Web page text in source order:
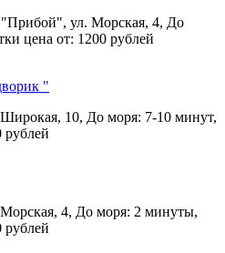
ул. Морская, 4, До
цена от: 1200 рублей
"
10, До моря: 7-10 минут,
рублей
4, До моря: 2 минуты,
рублей